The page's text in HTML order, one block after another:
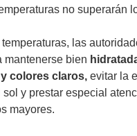
no superarán
las
mantenerse bien
colores claros, evitar la
y prestar especial
mayores.